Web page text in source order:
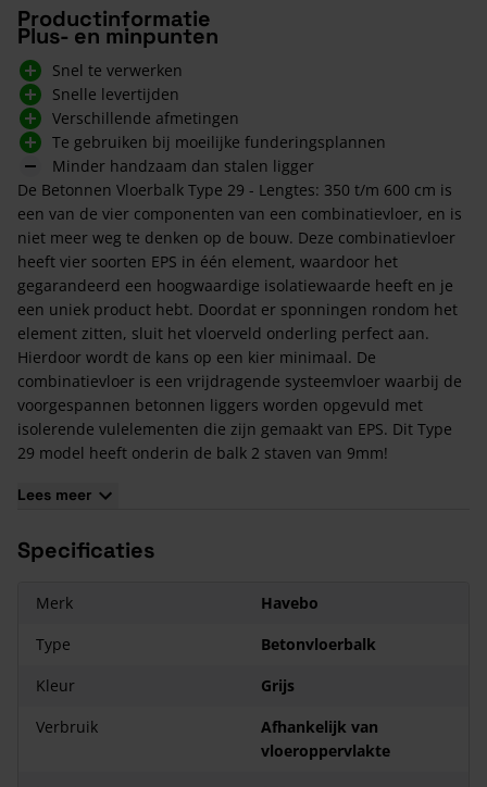
Productinformatie
Plus- en minpunten
Snel te verwerken
Snelle levertijden
Verschillende afmetingen
Te gebruiken bij moeilijke funderingsplannen
Minder handzaam dan stalen ligger
De Betonnen Vloerbalk Type 29 - Lengtes: 350 t/m 600 cm is
een van de vier componenten van een combinatievloer, en is
niet meer weg te denken op de bouw. Deze combinatievloer
heeft vier soorten EPS in één element, waardoor het
gegarandeerd een hoogwaardige isolatiewaarde heeft en je
een uniek product hebt. Doordat er sponningen rondom het
element zitten, sluit het vloerveld onderling perfect aan.
Hierdoor wordt de kans op een kier minimaal. De
combinatievloer is een vrijdragende systeemvloer waarbij de
voorgespannen betonnen liggers worden opgevuld met
isolerende vulelementen die zijn gemaakt van EPS. Dit Type
29 model heeft onderin de balk 2 staven van 9mm!
liggers, EPS-vulelementen, wapeningsnet en natte beton. In
keuze:
als er sprake is van moeilijke funderingsplannen
als snelle levering noodzakelijk is
als handmatige verwerking de voorkeur heeft
Kenmerken van de Betonnen Vloerbalk Type 29 -
Lees meer
Specificaties
Merk
Havebo
Type
Betonvloerbalk
Kleur
Grijs
Verbruik
Afhankelijk van
vloeroppervlakte